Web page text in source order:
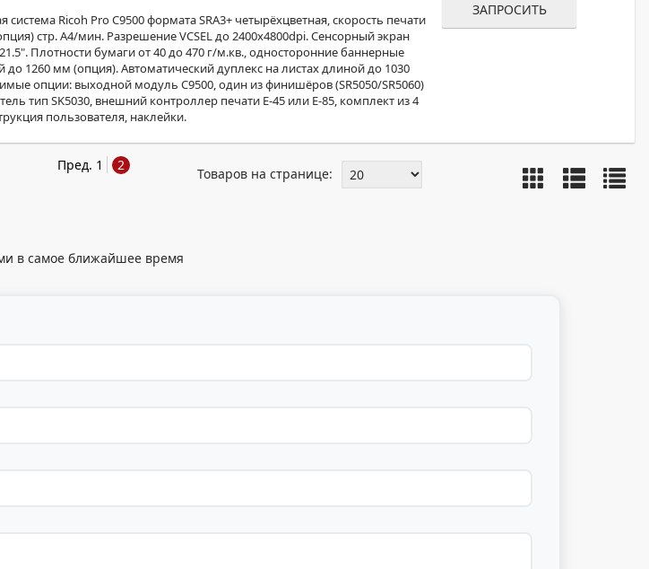
система Ricoh Pro C9500 формата SRA3+ четырёхцветная, скорость печати
стр. А4/мин. Разрешение VCSEL до 2400x4800dpi. Сенсорный экран
Плотности бумаги от 40 до 470 г/м.кв., односторонние баннерные
до 1260 мм (опция). Автоматический дуплекс на листах длиной до 1030
опции: выходной модуль C9500, один из финишёров (SR5050/SR5060)
тип SK5030, внешний контроллер печати E-45 или E-85, комплект из 4
пользователя, наклейки.
ЗАПРОСИТЬ
Пред. 1 2
Товаров на странице:
в самое ближайшее время